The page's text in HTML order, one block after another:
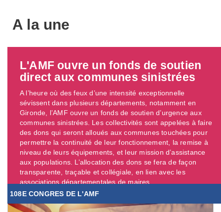
A la une
L'AMF ouvre un fonds de soutien
direct aux communes sinistrées
A l’heure où des feux d’une intensité exceptionnelle
sévissent dans plusieurs départements, notamment en
Gironde, l’AMF ouvre un fonds de soutien d’urgence aux
communes sinistrées. Les collectivités sont appelées à faire
des dons qui seront alloués aux communes touchées pour
permettre la continuité de leur fonctionnement, la remise à
niveau de leurs équipements, et leur mission d’assistance
aux populations. L’allocation des dons se fera de façon
transparente, traçable et collégiale, en lien avec les
associations départementales de maires. ...
108E CONGRES DE L'AMF